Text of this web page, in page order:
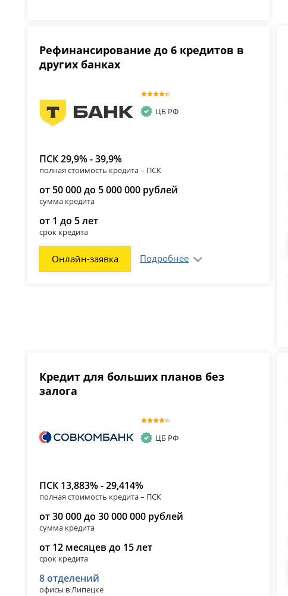
Рефинансирование до 6 кредитов в
других банках
ЦБ РФ
ПСК 29,9% - 39,9%
полная стоимость кредита – ПСК
от 50 000 до 5 000 000 рублей
сумма кредита
от 1 до 5 лет
срок кредита
Онлайн-заявка Подробнее
Кредит для больших планов без
залога
ЦБ РФ
ПСК 13,883% - 29,414%
полная стоимость кредита – ПСК
от 30 000 до 30 000 000 рублей
сумма кредита
от 12 месяцев до 15 лет
срок кредита
8 отделений
офисы в Липецке